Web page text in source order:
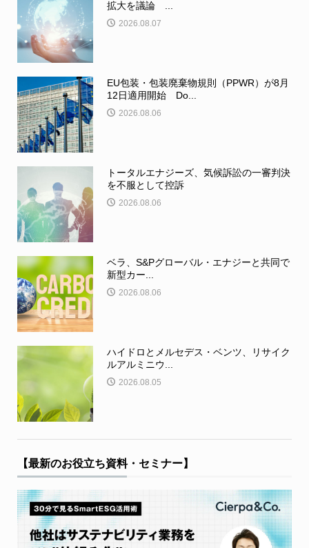
拡大を議論 ...
2026.08.07
EU包装・包装廃棄物規則（PPWR）が8月
12日適用開始 Do...
2026.08.06
トータルエナジーズ、気候訴訟の一審判決
を不服として控訴
2026.08.06
ベラ、S&Pグローバル・エナジーと共同で
新型カー...
2026.08.06
ハイドロとメルセデス・ベンツ、リサイク
ルアルミニウ...
2026.08.05
【最新のお役立ち資料・セミナー】